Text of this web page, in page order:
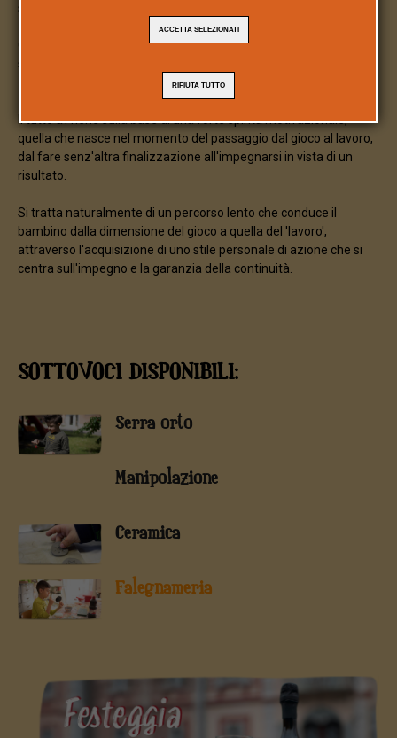
scarsamente sostenuto dal riferimento al concreto.
Gli apprendimenti che la falegnameria è in grado di innescare
sono diversi,
pensiero
in chiave personale.
Il tutto avviene sulla base di una forte spinta motivazionale,
quella che nasce nel momento del passaggio dal gioco al lavoro,
dal fare senz'altra finalizzazione all'impegnarsi in vista di un
risultato.
Si tratta naturalmente di un percorso lento che conduce il
bambino dalla dimensione del gioco a quella del 'lavoro',
attraverso l'acquisizione di uno stile personale di azione che si
centra sull'impegno e la garanzia della continuità.
SOTTOVOCI DISPONIBILI:
Serra orto
Manipolazione
Ceramica
Falegnameria
ACCETTA SELEZIONATI
RIFIUTA TUTTO